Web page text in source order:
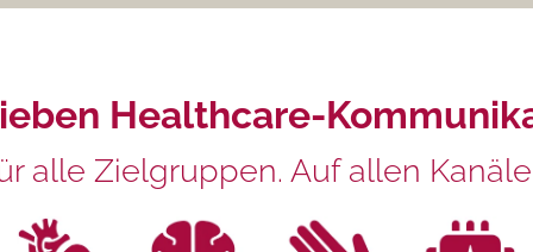
Healthcare-
alle Zielgruppen. Auf allen